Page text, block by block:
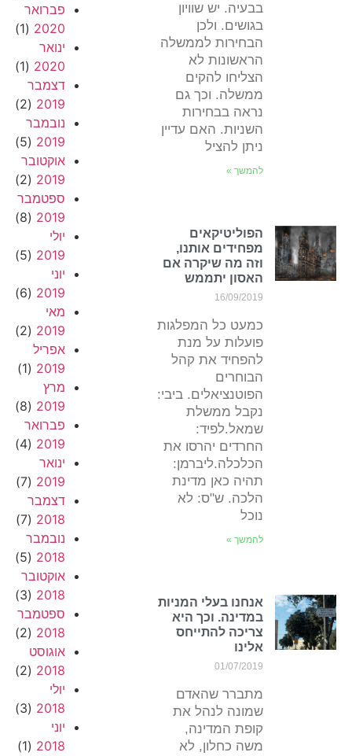
בבעיה. יש שוויון
בגושים. ולכן
הבחירות לממשלה
הראשונות לא
הצליחו להקים
ממשלה. וכך גם
נראה בבחירות
השניות. האם עדיין
ניתן להציל
להמשך »
הפוליטיקאים
מפחידים אותנו,
וזה מה שיקרה אם
האסון יתממש
16/09/2019
כמעט כל המפלגות
פועלות על מנת
להפחיד את קהל
הבוחרים
הפוטנציאלים. ביבי:
נקבל ממשלת
שמאל.לפיד:
החרדים יהרסו את
הכלכלה.ליברמן:
תהיה כאן מדינת
הלכה. ש"ס: לא
נוכל
להמשך »
אנחנו בעלי המניות
במדינה. וכך היא
צריכה להתייחס
אלינו
01/07/2019
מתברר שהאדם
שמונה לנהל את
קופת המדינה,
משה כחלון, לא
פברואר
2020
(1)
ינואר
2020
(1)
דצמבר
2019
(2)
נובמבר
2019
(5)
אוקטובר
2019
(2)
ספטמבר
2019
(8)
יולי
2019
(5)
יוני
2019
(6)
מאי
2019
(2)
אפריל
2019
(1)
מרץ
2019
(8)
פברואר
2019
(4)
ינואר
2019
(7)
דצמבר
2018
(7)
נובמבר
2018
(5)
אוקטובר
2018
(3)
ספטמבר
2018
(2)
אוגוסט
2018
(2)
יולי
2018
(3)
יוני
2018
(1)